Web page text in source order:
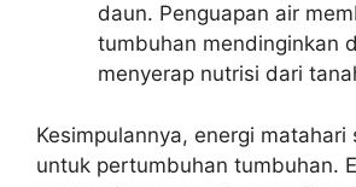
daun. Penguapan air
tumbuhan mendinginkan
menyerap nutrisi dari
Kesimpulannya, energi matahari
untuk pertumbuhan tumbuhan.